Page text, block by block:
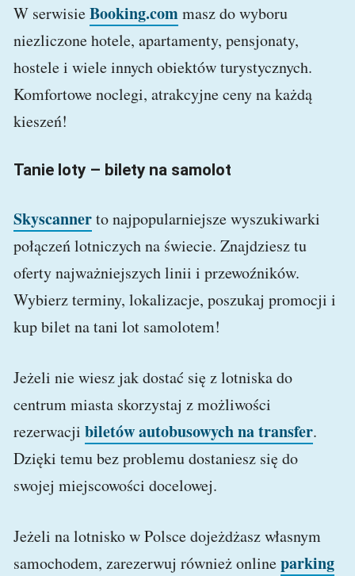
W serwisieBooking.commasz do wyboru
niezliczone hotele, apartamenty, pensjonaty,
hostele i wiele innych obiektów turystycznych.
Komfortowe noclegi, atrakcyjne ceny na każdą
kieszeń!
Tanie loty – bilety na samolot
Skyscannerto najpopularniejsze wyszukiwarki
połączeń lotniczych na świecie. Znajdziesz tu
oferty najważniejszych linii i przewoźników.
Wybierz terminy, lokalizacje, poszukaj promocji i
kup bilet na tani lot samolotem!
Jeżeli nie wiesz jak dostać się z lotniska do
centrum miasta skorzystaj z możliwości
rezerwacji biletów autobusowych na transfer.
Dzięki temu bez problemu dostaniesz się do
swojej miejscowości docelowej.
Jeżeli na lotnisko w Polsce dojeżdżasz własnym
samochodem, zarezerwuj również onlineparking